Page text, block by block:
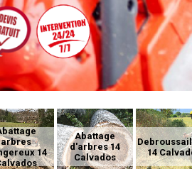
arbres
14
Abattage
d'arbres 14
Calvados
14